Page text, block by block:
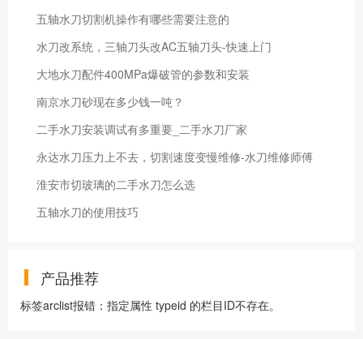
五轴水刀切割机操作有哪些需要注意的
水刀改系统，三轴刀头改AC五轴刀头-快速上门
大地水刀配件400MPa爆破管的参数和安装
南京水刀砂现在多少钱一吨？
二手水刀安装调试有多重要_二手水刀厂家
永达水刀压力上不去，切割速度变慢维修-水刀维修师傅
淮安市切玻璃的二手水刀怎么选
五轴水刀的使用技巧
产品推荐
标签arclist报错：指定属性 typeid 的栏目ID不存在。